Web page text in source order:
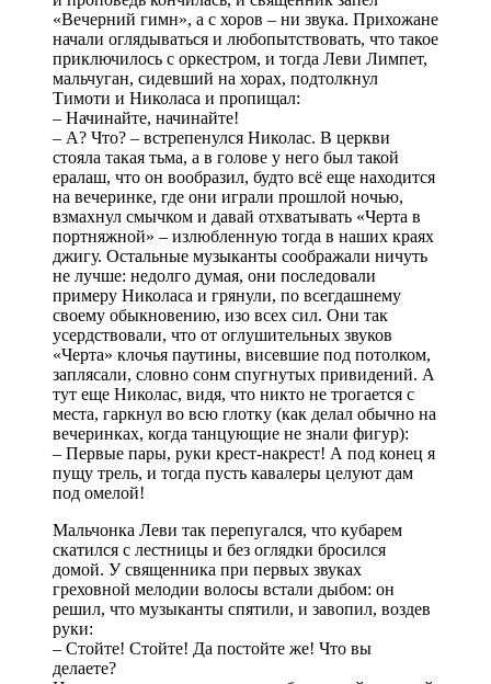
«Вечерний гимн», а с хоров – ни звука. Прихожане
начали оглядываться и любопытствовать, что такое
приключилось с оркестром, и тогда Леви Лимпет,
мальчуган, сидевший на хорах, подтолкнул
Тимоти и Николаса и пропищал:
– Начинайте, начинайте!
– А? Что? – встрепенулся Николас. В церкви
стояла такая тьма, а в голове у него был такой
ералаш, что он вообразил, будто всё еще находится
на вечеринке, где они играли прошлой ночью,
взмахнул смычком и давай отхватывать «Черта в
портняжной» – излюбленную тогда в наших краях
джигу. Остальные музыканты соображали ничуть
не лучше: недолго думая, они последовали
примеру Николаса и грянули, по всегдашнему
своему обыкновению, изо всех сил. Они так
усердствовали, что от оглушительных звуков
«Черта» клочья паутины, висевшие под потолком,
заплясали, словно сонм спугнутых привидений. А
тут еще Николас, видя, что никто не трогается с
места, гаркнул во всю глотку (как делал обычно на
вечеринках, когда танцующие не знали фигур):
– Первые пары, руки крест-накрест! А под конец я
пущу трель, и тогда пусть кавалеры целуют дам
под омелой!
Мальчонка Леви так перепугался, что кубарем
скатился с лестницы и без оглядки бросился
домой. У священника при первых звуках
греховной мелодии волосы встали дыбом: он
решил, что музыканты спятили, и завопил, воздев
руки:
– Стойте! Стойте! Да постойте же! Что вы
делаете?